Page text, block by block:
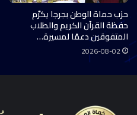
حزب حماة الوطن بجرجا يكرّم
حفظة القرآن الكريم والطلاب
المتفوقين دعمًا لمسيرة…
2026-08-02